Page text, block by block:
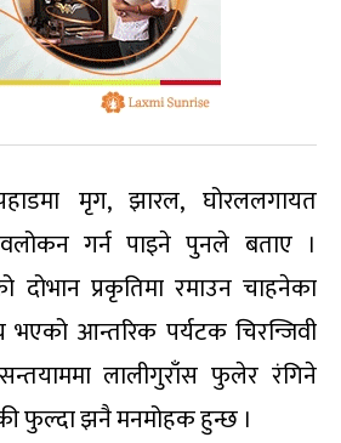
मृग, झारल, घोरललगायत
गर्न पाइने पुनले बताए ।
दोभान प्रकृतिमा रमाउन चाहनेका
भएको आन्तरिक पर्यटक चिरन्जिवी
लालीगुराँस फुलेर रंगिने
फुल्दा झनै मनमोहक हुन्छ ।